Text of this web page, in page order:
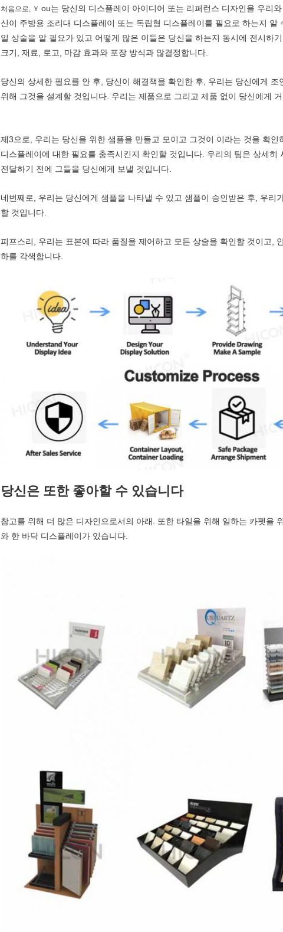
처음으로, Ｙ ou는 당신의 디스플레이 아이디어 또는 리퍼런스 디자인을 우리
신이 주방용 조리대 디스플레이 또는 독립형 디스플레이를 필요로 하는지 알
일 상술을 알 필요가 있고 어떻게 많은 이들은 당신을 하는지 동시에 전시하
크기, 재료, 로고, 마감 효과와 포장 방식과 많결정합니다.
당신의 상세한 필요를 안 후, 당신이 해결책을 확인한 후, 우리는 당신에게
위해 그것을 설계할 것입니다. 우리는 제품으로 그리고 제품 없이 당신에게
제3으로, 우리는 당신을 위한 샘플을 만들고 모이고 그것이 이라는 것을 확인
디스플레이에 대한 필요를 충족시킨지 확인할 것입니다. 우리의 팀은 상세히
전달하기 전에 그들을 당신에게 보낼 것입니다.
네번째로, 우리는 당신에게 샘플을 나타낼 수 있고 샘플이 승인받은 후, 우리
할 것입니다.
피프스리, 우리는 표본에 따라 품질을 제어하고 모든 상술을 확인할 것이고,
하를 각색합니다.
당신은 또한 좋아할 수 있습니다
참고를 위해 더 많은 디자인으로서의 아래. 또한 타일을 위해 일하는 카펫을
와 한 바닥 디스플레이가 있습니다.